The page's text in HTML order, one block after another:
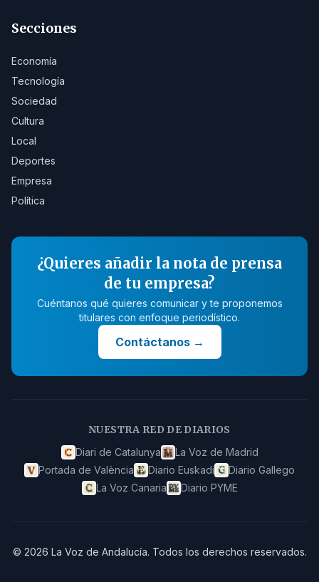
Secciones
Economía
Tecnología
Sociedad
Cultura
Local
Deportes
Empresa
Política
¿Quieres añadir la nota de prensa
de tu empresa?
Cuéntanos qué quieres comunicar y te proponemos
titulares con enfoque periodístico.
Contáctanos→
NUESTRA RED DE DIARIOS
Diari de Catalunya
La Voz de Madrid
Portada de València
Diario Euskadi
Diario Gallego
La Voz Canaria
Diario PYME
© 2026 La Voz de Andalucía. Todos los derechos reservados.